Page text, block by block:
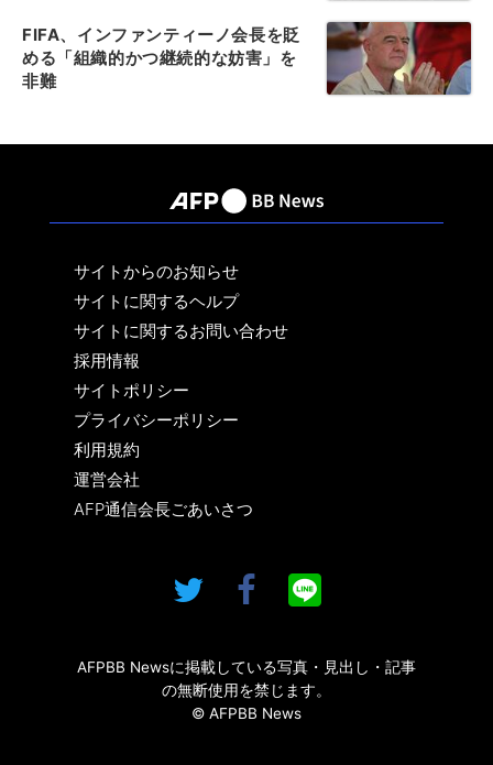
FIFA、インファンティーノ会長を貶
める「組織的かつ継続的な妨害」を
非難
サイトからのお知らせ
サイトに関するヘルプ
サイトに関するお問い合わせ
採用情報
サイトポリシー
プライバシーポリシー
利用規約
運営会社
AFP通信会長ごあいさつ
AFPBB Newsに掲載している写真・見出し・記事
の無断使用を禁じます。
© AFPBB News